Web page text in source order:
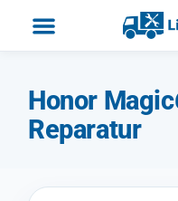
Honor
Reparatur